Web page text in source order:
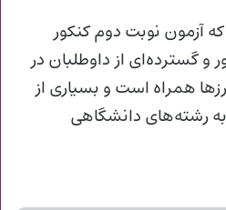
آزمون نوبت دوم کنکور
گسترده‌ای از داوطلبان در
همراه است و بسیاری از
رشته‌های دانشگاهی